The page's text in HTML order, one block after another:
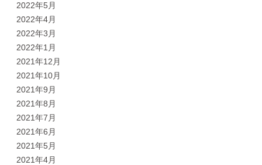
2022年5月
2022年4月
2022年3月
2022年1月
2021年12月
2021年10月
2021年9月
2021年8月
2021年7月
2021年6月
2021年5月
2021年4月